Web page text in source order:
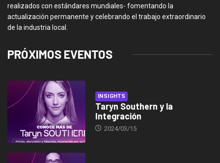
realizados con estándares mundiales- fomentando la
actualización permanente y celebrando el trabajo extraordinario
de la industria local.
PRÓXIMOS EVENTOS
INSIGHTS
Taryn Southern y la
Integración
2024/03/15